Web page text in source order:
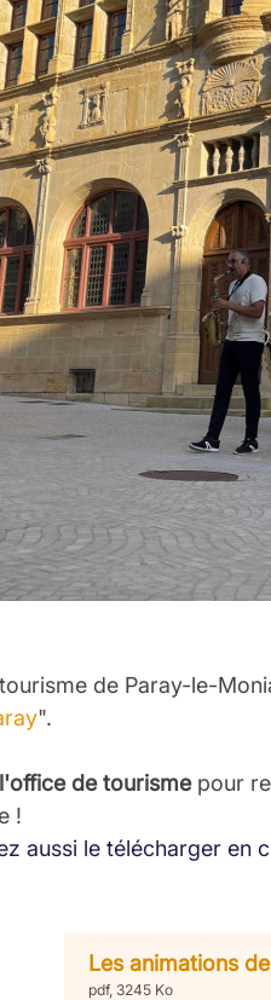
de Paray-le-
".
de tourismepour
!
aussi le télécharger en
Les animations
pdf, 3245 Ko